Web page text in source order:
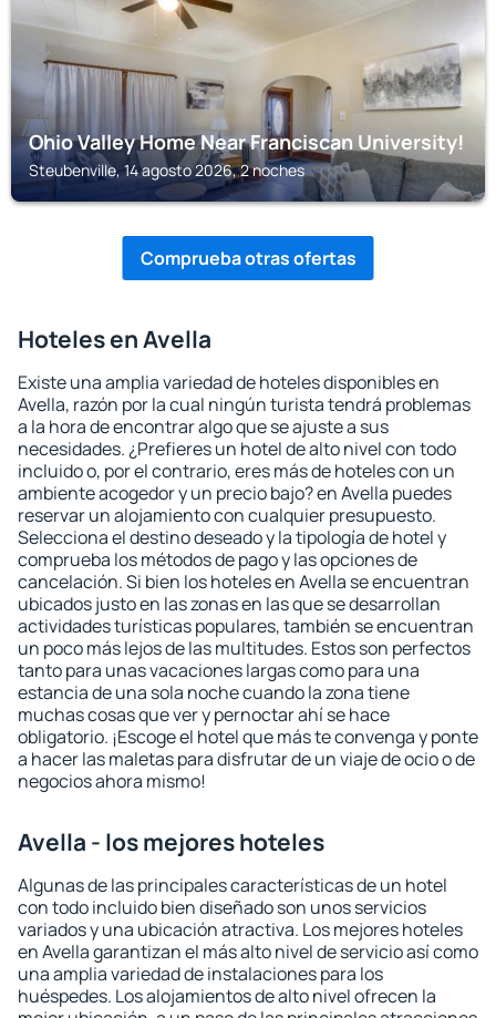
Ohio Valley Home Near Franciscan University!
Steubenville, 14 agosto 2026, 2 noches
Comprueba otras ofertas
Hoteles en Avella
Existe una amplia variedad de hoteles disponibles en
Avella, razón por la cual ningún turista tendrá problemas
a la hora de encontrar algo que se ajuste a sus
necesidades. ¿Prefieres un hotel de alto nivel con todo
incluido o, por el contrario, eres más de hoteles con un
ambiente acogedor y un precio bajo? en Avella puedes
reservar un alojamiento con cualquier presupuesto.
Selecciona el destino deseado y la tipología de hotel y
comprueba los métodos de pago y las opciones de
cancelación. Si bien los hoteles en Avella se encuentran
ubicados justo en las zonas en las que se desarrollan
actividades turísticas populares, también se encuentran
un poco más lejos de las multitudes. Estos son perfectos
tanto para unas vacaciones largas como para una
estancia de una sola noche cuando la zona tiene
muchas cosas que ver y pernoctar ahí se hace
obligatorio. ¡Escoge el hotel que más te convenga y ponte
a hacer las maletas para disfrutar de un viaje de ocio o de
negocios ahora mismo!
Avella - los mejores hoteles
Algunas de las principales características de un hotel
con todo incluido bien diseñado son unos servicios
variados y una ubicación atractiva. Los mejores hoteles
en Avella garantizan el más alto nivel de servicio así como
una amplia variedad de instalaciones para los
huéspedes. Los alojamientos de alto nivel ofrecen la